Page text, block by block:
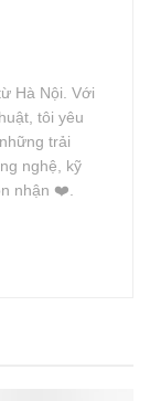
Hà Nội. Với
tôi yêu
trải
nghệ, kỹ
nhận ❤️.